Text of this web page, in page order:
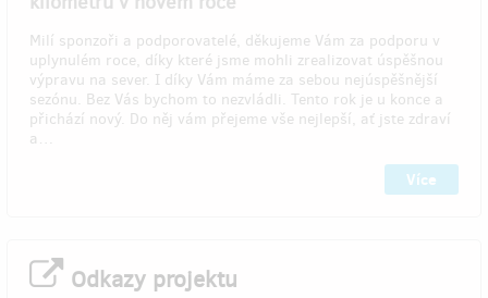
Milí sponzoři a podporovatelé, děkujeme Vám za podporu v
uplynulém roce, díky které jsme mohli zrealizovat úspěšnou
výpravu na sever. I díky Vám máme za sebou nejúspěšnější
sezónu. Bez Vás bychom to nezvládli. Tento rok je u konce a
přichází nový. Do něj vám přejeme vše nejlepší, ať jste zdraví
a…
Více
Odkazy projektu